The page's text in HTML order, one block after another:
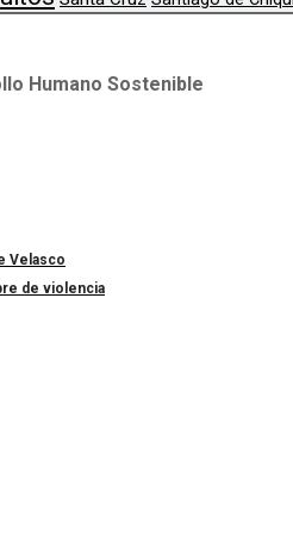
Humano Sostenible
Velasco
de violencia